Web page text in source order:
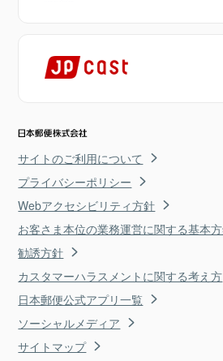
サイトのご利用について
プライバシーポリシー
Webアクセシビリティ方針
お客さま本位の業務運営に関する基本
勧誘方針
カスタマーハラスメントに関する考え方
日本郵便公式アプリ一覧
ソーシャルメディア
サイトマップ